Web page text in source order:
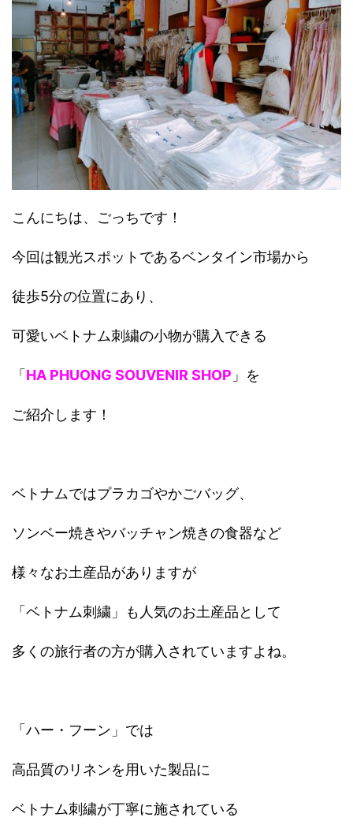
こんにちは、ごっちです！
今回は観光スポットであるベンタイン市場から
徒歩5分の位置にあり、
可愛いベトナム刺繍の小物が購入できる
「 HA PHUONG SOUVENIR SHOP 」を
ご紹介します！
ベトナムではプラカゴやかごバッグ、
ソンベー焼きやバッチャン焼きの食器など
様々なお土産品がありますが
「ベトナム刺繍」も人気のお土産品として
多くの旅行者の方が購入されていますよね。
「ハー・フーン」では
高品質のリネンを用いた製品に
ベトナム刺繍が丁寧に施されている